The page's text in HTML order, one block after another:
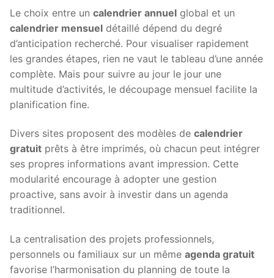
Le choix entre un calendrier annuel global et un
calendrier mensuel détaillé dépend du degré
d’anticipation recherché. Pour visualiser rapidement
les grandes étapes, rien ne vaut le tableau d’une année
complète. Mais pour suivre au jour le jour une
multitude d’activités, le découpage mensuel facilite la
planification fine.
Divers sites proposent des modèles de calendrier
gratuit prêts à être imprimés, où chacun peut intégrer
ses propres informations avant impression. Cette
modularité encourage à adopter une gestion
proactive, sans avoir à investir dans un agenda
traditionnel.
La centralisation des projets professionnels,
personnels ou familiaux sur un même agenda gratuit
favorise l’harmonisation du planning de toute la